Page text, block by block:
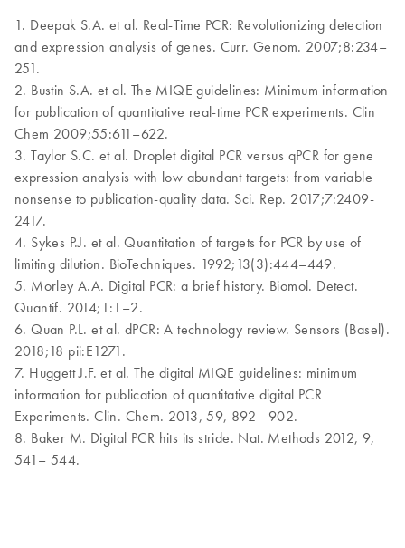
1. Deepak S.A. et al. Real-Time PCR: Revolutionizing detection
and expression analysis of genes. Curr. Genom. 2007;8:234–
251.
2. Bustin S.A. et al. The MIQE guidelines: Minimum information
for publication of quantitative real-time PCR experiments. Clin
Chem 2009;55:611–622.
3. Taylor S.C. et al. Droplet digital PCR versus qPCR for gene
expression analysis with low abundant targets: from variable
nonsense to publication-quality data. Sci. Rep. 2017;7:2409-
2417.
4. Sykes P.J. et al. Quantitation of targets for PCR by use of
limiting dilution. BioTechniques. 1992;13(3):444–449.
5. Morley A.A. Digital PCR: a brief history. Biomol. Detect.
Quantif. 2014;1:1–2.
6. Quan P.L. et al. dPCR: A technology review. Sensors (Basel).
2018;18 pii:E1271.
7. Huggett J.F. et al. The digital MIQE guidelines: minimum
information for publication of quantitative digital PCR
Experiments. Clin. Chem. 2013, 59, 892– 902.
8. Baker M. Digital PCR hits its stride. Nat. Methods 2012, 9,
541– 544.